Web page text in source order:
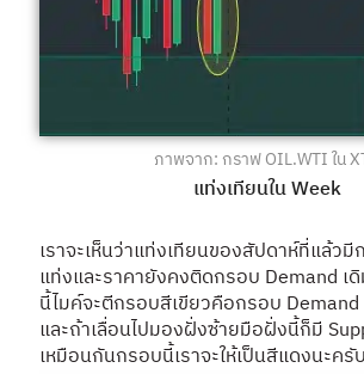
ภาพจาก: กราฟ OIL.WTI ใน
แท่งเทียนใน Week
เราจะเห็นว่าแท่งเทียนของสัปดาห์ที่แล้วมี
แท่งและราคายังคงติดกรอบ Demand เ
นี้ไมค์จะตีกรอบสีเขียวคือกรอบ
และถ้าเลื่อนไปมองฝั่งซ้ายมือฝั่งนี้ก็มี
เหมือนกันกรอบนี้เราจะให้เป็นสีแดงนะครับ